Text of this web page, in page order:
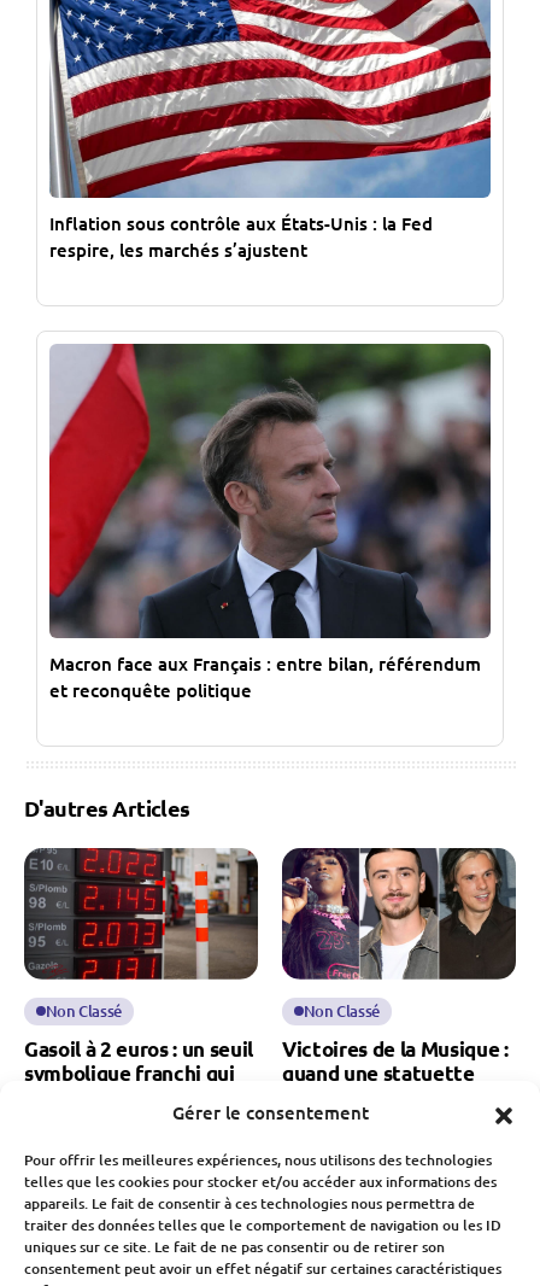
Gérer le consentement
Pour offrir les meilleures expériences, nous utilisons des technologies
telles que les cookies pour stocker et/ou accéder aux informations des
appareils. Le fait de consentir à ces technologies nous permettra de
traiter des données telles que le comportement de navigation ou les ID
uniques sur ce site. Le fait de ne pas consentir ou de retirer son
consentement peut avoir un effet négatif sur certaines caractéristiques
Inflation sous contrôle aux États-Unis : la Fed
respire, les marchés s’ajustent
Macron face aux Français : entre bilan, référendum
et reconquête politique
D'autres Articles
Non Classé
Gasoil à 2 euros : un seuil
symbolique franchi qui
sur le pouvoir d’achat
Fabien Monvoisin
9 Mars 2026
Non Classé
Victoires de la Musique :
quand une statuette
les revenus
Fabien Monvoisin
13 Février 2026